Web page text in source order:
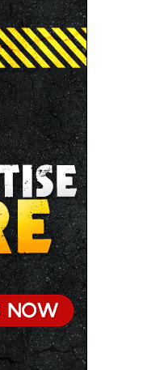
को अधिक
समिति गठित